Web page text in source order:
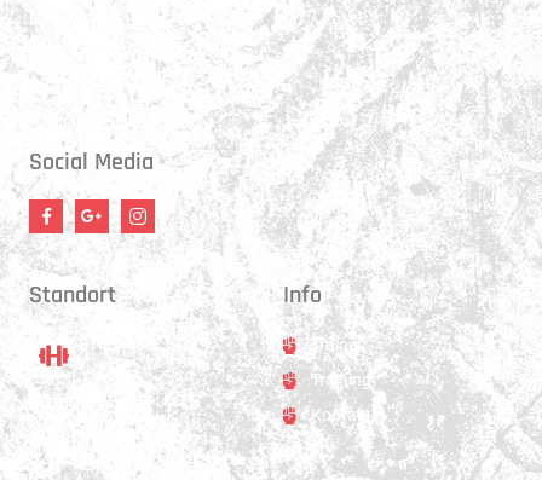
Donnerstag:
17:15 - 18:45 Uhr
17:30 - 21:00 Uhr
Social Media
Standort
Standort
Hauptstrasse 31
3250 Lyss
Info
Trainer
Training
Kontakt